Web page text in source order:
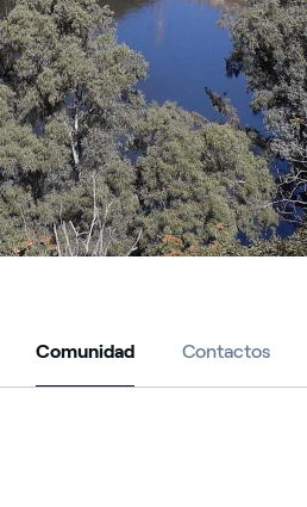
Comunidad
Comunidad Contactos